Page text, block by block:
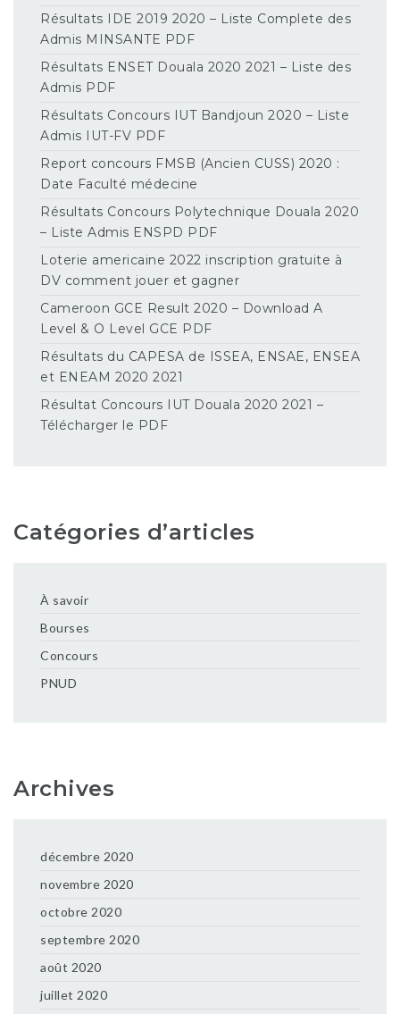
Résultats IDE 2019 2020 – Liste Complete des
Admis MINSANTE PDF
Résultats ENSET Douala 2020 2021 – Liste des
Admis PDF
Résultats Concours IUT Bandjoun 2020 – Liste
Admis IUT-FV PDF
Report concours FMSB (Ancien CUSS) 2020 :
Date Faculté médecine
Résultats Concours Polytechnique Douala 2020
– Liste Admis ENSPD PDF
Loterie americaine 2022 inscription gratuite à
DV comment jouer et gagner
Cameroon GCE Result 2020 – Download A
Level & O Level GCE PDF
Résultats du CAPESA de ISSEA, ENSAE, ENSEA
et ENEAM 2020 2021
Résultat Concours IUT Douala 2020 2021 –
Télécharger le PDF
Catégories d’articles
À savoir
Bourses
Concours
PNUD
Archives
décembre 2020
novembre 2020
octobre 2020
septembre 2020
août 2020
juillet 2020